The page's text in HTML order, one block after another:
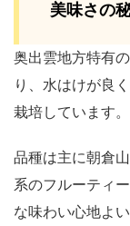
美味さの
奥出雲地方特有
り、水はけが良
栽培しています。
品種は主に朝倉
系のフルーティ
な味わい心地よ